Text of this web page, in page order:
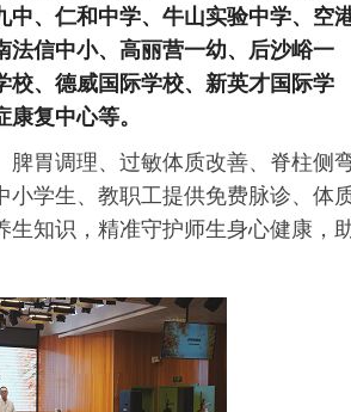
、仁和中学、牛山实验中学、 空
法信中小、高丽营一幼、后沙峪一
校、德威国际学校、新英才国际学
康复中心等。
胃调理、过敏体质改善、脊柱侧
学生、教职工提供免费脉诊、体
知识，精准守护师生身心健康，